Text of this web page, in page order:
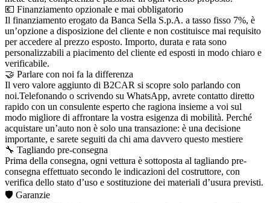
💶 Finanziamento opzionale e mai obbligatorio
Il finanziamento erogato da Banca Sella S.p.A. a tasso fisso 7%, è
un’opzione a disposizione del cliente e non costituisce mai requisito
per accedere al prezzo esposto. Importo, durata e rata sono
personalizzabili a piacimento del cliente ed esposti in modo chiaro e
verificabile.
🤝 Parlare con noi fa la differenza
Il vero valore aggiunto di B2CAR si scopre solo parlando con
noi.Telefonando o scrivendo su WhatsApp, avrete contatto diretto
rapido con un consulente esperto che ragiona insieme a voi sul
modo migliore di affrontare la vostra esigenza di mobilità. Perché
acquistare un’auto non è solo una transazione: è una decisione
importante, e sarete seguiti da chi ama davvero questo mestiere
🔧 Tagliando pre-consegna
Prima della consegna, ogni vettura è sottoposta al tagliando pre-
consegna effettuato secondo le indicazioni del costruttore, con
verifica dello stato d’uso e sostituzione dei materiali d’usura previsti.
🛡️ Garanzie